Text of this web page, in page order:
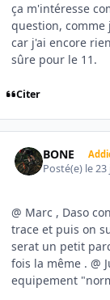
ça m'intéresse
question, comme
car j'ai encore
sûre pour le 11.
Citer
BONE
Posté(e) le
@ Marc , Daso
trace et puis on
serat un petit
fois la même . @
equipement